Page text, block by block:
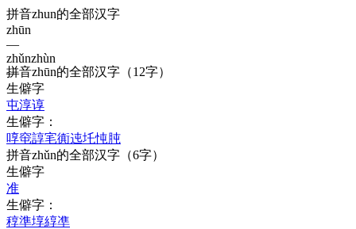
拼音zhun的全部汉字
zhūn
—
zhǔnzhùn
—
拼音zhūn的全部汉字 （12字）
生僻字
屯淳谆
生僻字：
啍窀諄宒衠迍圫忳肫
拼音zhǔn的全部汉字 （6字）
生僻字
准
生僻字：
稕準埻綧凖